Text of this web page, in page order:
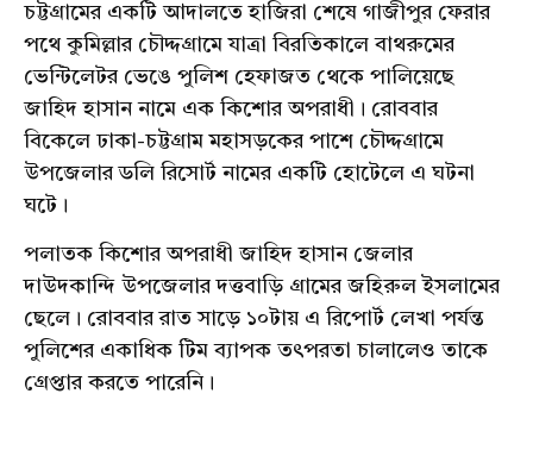
চট্টগ্রামের একটি আদালতে হাজিরা শেষে গাজীপুর ফেরার
পথে কুমিল্লার চৌদ্দগ্রামে যাত্রা বিরতিকালে বাথরুমের
ভেন্টিলেটর ভেঙে পুলিশ হেফাজত থেকে পালিয়েছে
জাহিদ হাসান নামে এক কিশোর অপরাধী। রোববার
বিকেলে ঢাকা-চট্টগ্রাম মহাসড়কের পাশে চৌদ্দগ্রামে
উপজেলার ডলি রিসোর্ট নামের একটি হোটেলে এ ঘটনা
ঘটে।
পলাতক কিশোর অপরাধী জাহিদ হাসান জেলার
দাউদকান্দি উপজেলার দত্তবাড়ি গ্রামের জহিরুল ইসলামের
ছেলে। রোববার রাত সাড়ে ১০টায় এ রিপোর্ট লেখা পর্যন্ত
পুলিশের একাধিক টিম ব্যাপক তৎপরতা চালালেও তাকে
গ্রেপ্তার করতে পারেনি।